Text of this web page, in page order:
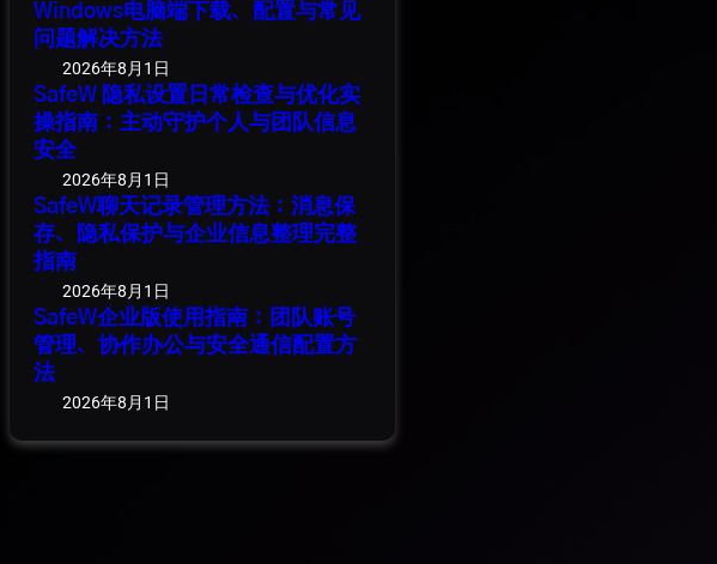
Windows电脑端下载、配置与常见
问题解决方法
2026年8月1日
SafeW 隐私设置日常检查与优化实
操指南：主动守护个人与团队信息
安全
2026年8月1日
SafeW聊天记录管理方法：消息保
存、隐私保护与企业信息整理完整
指南
2026年8月1日
SafeW企业版使用指南：团队账号
管理、协作办公与安全通信配置方
法
2026年8月1日